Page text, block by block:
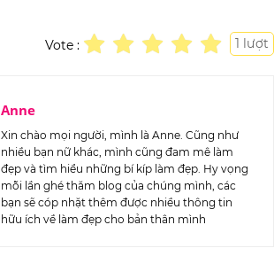
1 lượt
Vote :
Anne
Xin chào mọi người, mình là Anne. Cũng như
nhiều bạn nữ khác, mình cũng đam mê làm
đẹp và tìm hiểu những bí kíp làm đẹp. Hy vọng
mỗi lần ghé thăm blog của chúng mình, các
bạn sẽ cóp nhặt thêm được nhiều thông tin
hữu ích về làm đẹp cho bản thân mình